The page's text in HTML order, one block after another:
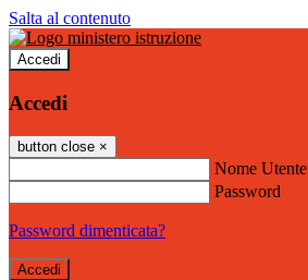
Salta al contenuto
Accedi
Accedi
button close ×
Nome Utente
Password
Password dimenticata?